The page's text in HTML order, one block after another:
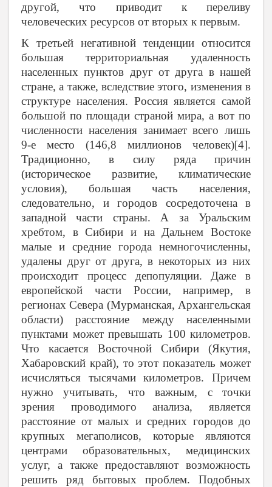
другой, что приводит к переливу
человеческих ресурсов от вторых к первым.
К третьей негативной тенденции относится
большая территориальная удаленность
населенных пунктов друг от друга в нашей
стране, а также, вследствие этого, изменения в
структуре населения. Россия является самой
большой по площади страной мира, а вот по
численности населения занимает всего лишь
9-е место (146,8 миллионов человек)[4].
Традиционно, в силу ряда причин
(историческое развитие, климатические
условия), большая часть населения,
следовательно, и городов сосредоточена в
западной части страны. А за Уральским
хребтом, в Сибири и на Дальнем Востоке
малые и средние города немногочисленны,
удалены друг от друга, в некоторых из них
происходит процесс депопуляции. Даже в
европейской части России, например, в
регионах Севера (Мурманская, Архангельская
области) расстояние между населенными
пунктами может превышать 100 километров.
Что касается Восточной Сибири (Якутия,
Хабаровский край), то этот показатель может
исчисляться тысячами километров. Причем
нужно учитывать, что важным, с точки
зрения проводимого анализа, является
расстояние от малых и средних городов до
крупных мегаполисов, которые являются
центрами образовательных, медицинских
услуг, а также предоставляют возможность
решить ряд бытовых проблем. Подобных